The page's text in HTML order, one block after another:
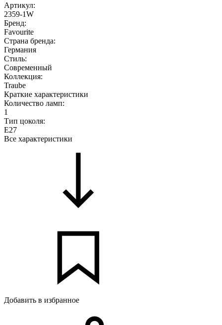
Артикул:
2359-1W
Бренд:
Favourite
Страна бренда:
Германия
Стиль:
Современный
Коллекция:
Traube
Краткие характеристики
Количество ламп:
1
Тип цоколя:
E27
Все характеристики
Добавить в избранное